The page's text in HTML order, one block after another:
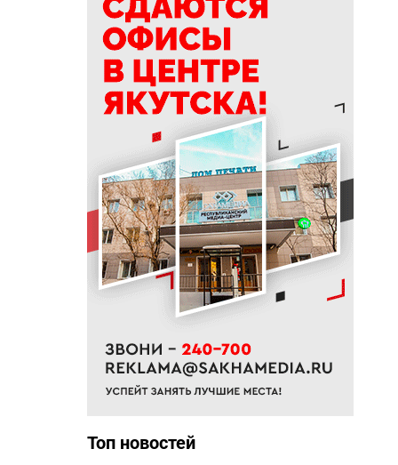
отменили режим ЧС в лесах
12:34
До +32 градусов: летняя жара
вернется в Якутию в
выходные
12:07
Якутские танцоры завоевали
призовые места на
международных турнирах в
Китае
12:00
Главный инженер «Прометея»
Анна Грачева: 40 лет на
стройке
11:45
В Батагае установили
памятник реке Яне
высоко оценил подготовку
якутских стрелков
Якутске
Топ новостей